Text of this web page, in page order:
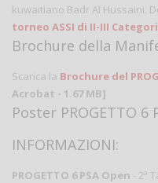
kuwaitiano Badr Al Hussaini.
torneo ASSI di II-III
Brochure della
Scarica la Brochure del
Acrobat - 1.67 MB]
Poster PROGETTO 6
INFORMAZIONI:
PROGETTO 6 PSA Open - 2ª